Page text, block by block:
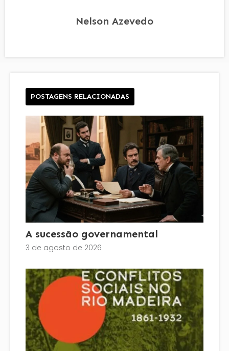
Nelson Azevedo
POSTAGENS RELACIONADAS
A sucessão governamental
3 de agosto de 2026